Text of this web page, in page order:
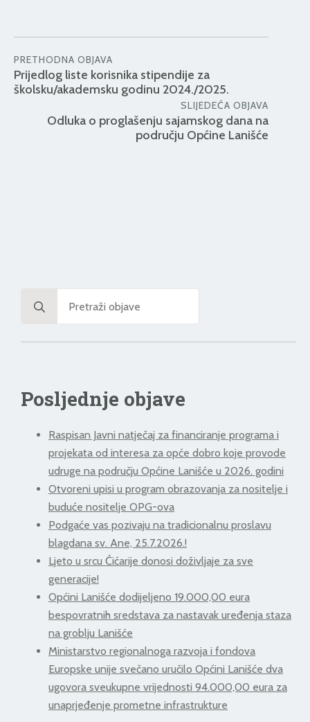
PRETHODNA OBJAVA
Prijedlog liste korisnika stipendije za
školsku/akademsku godinu 2024./2025.
SLIJEDEĆA OBJAVA
Odluka o proglašenju sajamskog dana na
području Općine Lanišće
for:
Posljednje objave
Raspisan Javni natječaj za financiranje programa i
projekata od interesa za opće dobro koje provode
udruge na području Općine Lanišće u 2026. godini
Otvoreni upisi u program obrazovanja za nositelje i
buduće nositelje OPG-ova
Podgaće vas pozivaju na tradicionalnu proslavu
blagdana sv. Ane, 25.7.2026.!
Ljeto u srcu Ćićarije donosi doživljaje za sve
generacije!
Općini Lanišće dodijeljeno 19.000,00 eura
bespovratnih sredstava za nastavak uređenja staza
na groblju Lanišće
Ministarstvo regionalnoga razvoja i fondova
Europske unije svečano uručilo Općini Lanišće dva
ugovora sveukupne vrijednosti 94.000,00 eura za
unaprjeđenje prometne infrastrukture